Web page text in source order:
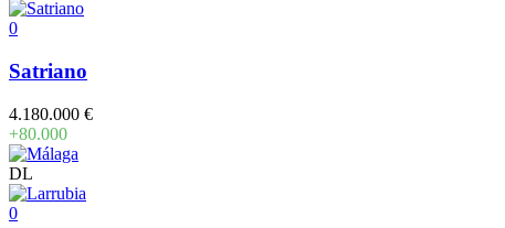
0
Satriano
4.180.000 €
+80.000
DL
0